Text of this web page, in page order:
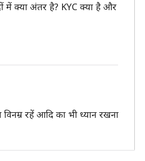
में क्या अंतर है? KYC क्या है और
रहें आदि का भी ध्यान रखना